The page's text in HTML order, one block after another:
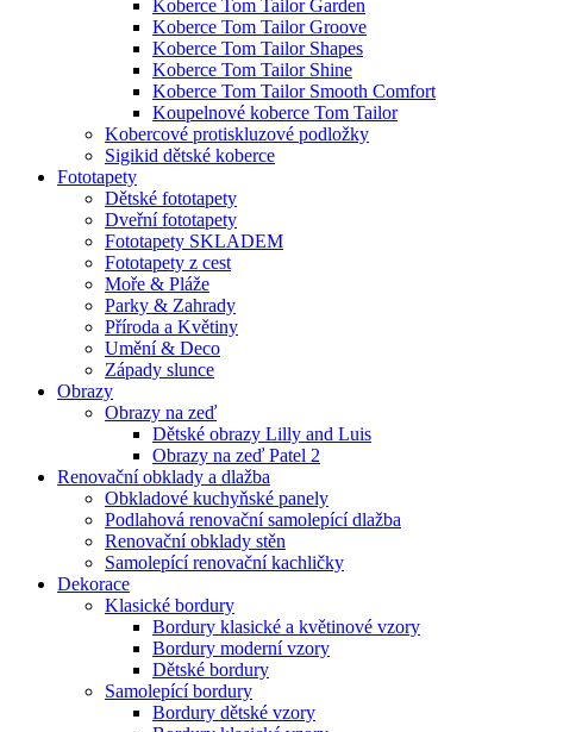
Koberce Tom Tailor Garden
Koberce Tom Tailor Groove
Koberce Tom Tailor Shapes
Koberce Tom Tailor Shine
Koberce Tom Tailor Smooth Comfort
Koupelnové koberce Tom Tailor
Kobercové protiskluzové podložky
Sigikid dětské koberce
Fototapety
Dětské fototapety
Dveřní fototapety
Fototapety SKLADEM
Fototapety z cest
Moře & Pláže
Parky & Zahrady
Příroda a Květiny
Umění & Deco
Západy slunce
Obrazy
Obrazy na zeď
Dětské obrazy Lilly and Luis
Obrazy na zeď Patel 2
Renovační obklady a dlažba
Obkladové kuchyňské panely
Podlahová renovační samolepící dlažba
Renovační obklady stěn
Samolepící renovační kachličky
Dekorace
Klasické bordury
Bordury klasické a květinové vzory
Bordury moderní vzory
Dětské bordury
Samolepící bordury
Bordury dětské vzory